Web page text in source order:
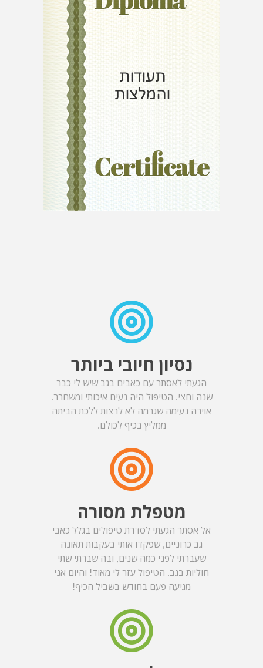
נסיון חיובי ביותר
הגעתי לאסתר עם כאבים בגב שיש לי כבר
שנה וחצי. הטיפול היה נעים איכותי ומשחרר.
אוירה נעימה שגרמה לא לרצות ללכת הביתה
ממליץ בכיף לכולם.
מטפלת מסורה
אל אסתר הגעתי לסדרת טיפולים בגלל כאבי
גב כרוניים, שפקדו אותי בעקבות תאונה
שעברתי לפני כמה שנים, ובה שברתי שתי
חוליות בגב. הטיפול עזר לי מאוד! והיום אני
מגיעה פעם בחודש בשביל הכיף!